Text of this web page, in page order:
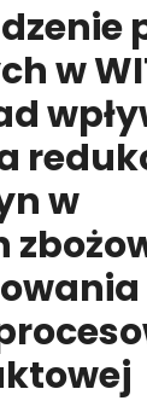
w
w